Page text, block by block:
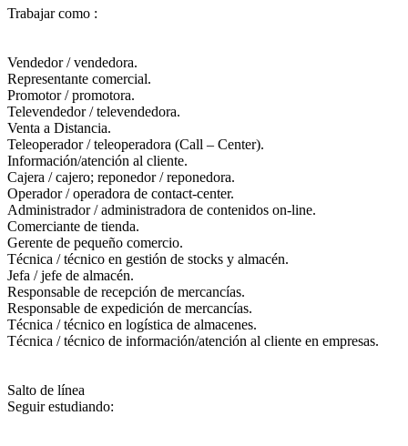
Trabajar como :
Vendedor / vendedora.
Representante comercial.
Promotor / promotora.
Televendedor / televendedora.
Venta a Distancia.
Teleoperador / teleoperadora (Call – Center).
Información/atención al cliente.
Cajera / cajero; reponedor / reponedora.
Operador / operadora de contact-center.
Administrador / administradora de contenidos on-line.
Comerciante de tienda.
Gerente de pequeño comercio.
Técnica / técnico en gestión de stocks y almacén.
Jefa / jefe de almacén.
Responsable de recepción de mercancías.
Responsable de expedición de mercancías.
Técnica / técnico en logística de almacenes.
Técnica / técnico de información/atención al cliente en empresas.
Salto de línea
Seguir estudiando: